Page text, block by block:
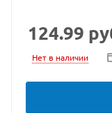
124.99
Нет в наличии